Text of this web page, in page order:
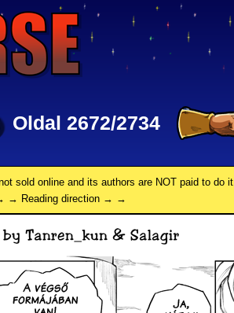
Oldal 2672/2734
sold online and its authors are NOT paid to do it.
→ Reading direction → →